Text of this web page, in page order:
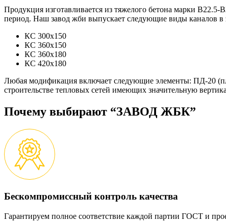
Продукция изготавливается из тяжелого бетона марки
период. Наш завод жби выпускает следующие виды каналов в
КС 300х150
КС 360х150
КС 360х180
КС 420х180
Любая модификация включает следующие элементы: ПД-20
строительстве тепловых сетей имеющих значительную
Почему выбирают “ЗАВОД ЖБК”
Бескомпромиссный контроль качества
Гарантируем полное соответствие каждой партии ГОСТ и